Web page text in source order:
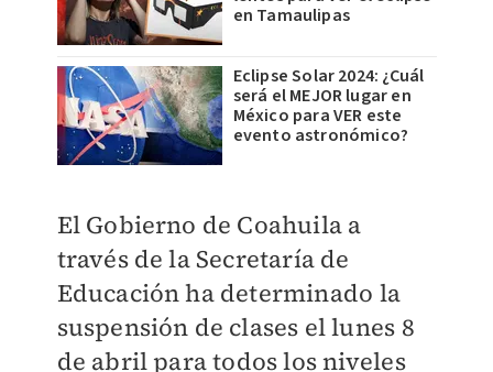
en Tamaulipas
Eclipse Solar 2024: ¿Cuál
será el MEJOR lugar en
México para VER este
evento astronómico?
El Gobierno de Coahuila a
través de la Secretaría de
Educación ha determinado la
suspensión de clases el lunes 8
de abril para todos los niveles